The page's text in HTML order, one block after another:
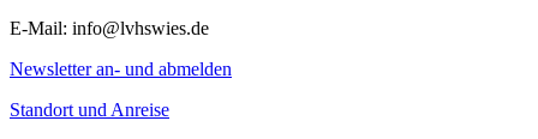
E-Mail: info@lvhswies.de
Newsletter an- und abmelden
Standort und Anreise